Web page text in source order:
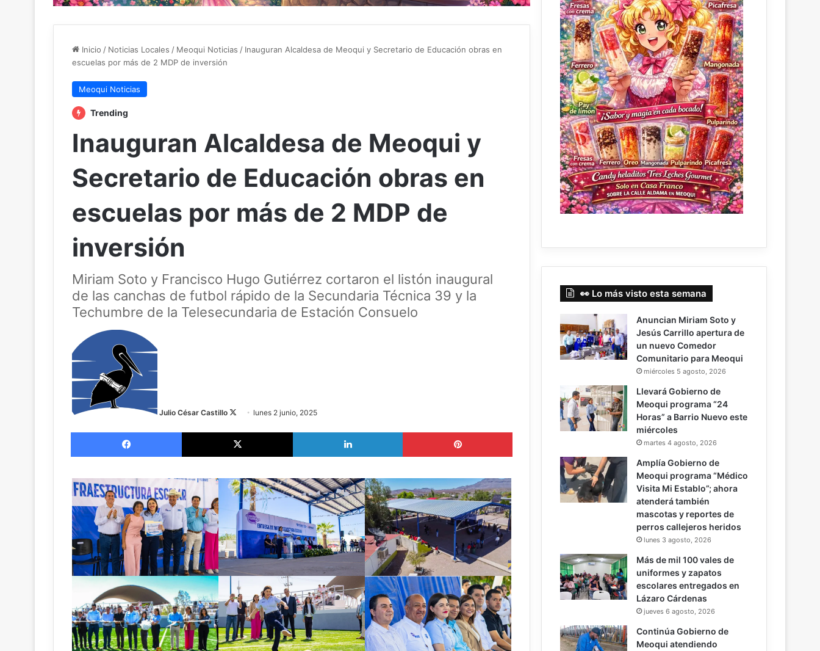
Inicio / Noticias Locales / Meoqui Noticias / Inauguran Alcaldesa de Meoqui y Secretario de Educación obras en
escuelas por más de 2 MDP de inversión
Meoqui Noticias
Trending
Inauguran Alcaldesa de Meoqui y
Secretario de Educación obras en
escuelas por más de 2 MDP de
inversión
Miriam Soto y Francisco Hugo Gutiérrez cortaron el listón inaugural
de las canchas de futbol rápido de la Secundaria Técnica 39 y la
Techumbre de la Telesecundaria de Estación Consuelo
Julio César Castillo lunes 2 junio, 2025
Facebook X LinkedIn Pinterest
👀 Lo más visto esta semana
Anuncian Miriam Soto y
Jesús Carrillo apertura de
un nuevo Comedor
Comunitario para Meoqui
miércoles 5 agosto, 2026
Llevará Gobierno de
Meoqui programa “24
Horas” a Barrio Nuevo este
miércoles
martes 4 agosto, 2026
Amplía Gobierno de
Meoqui programa “Médico
Visita Mi Establo”; ahora
atenderá también
mascotas y reportes de
perros callejeros heridos
lunes 3 agosto, 2026
Más de mil 100 vales de
uniformes y zapatos
escolares entregados en
Lázaro Cárdenas
jueves 6 agosto, 2026
Continúa Gobierno de
Meoqui atendiendo